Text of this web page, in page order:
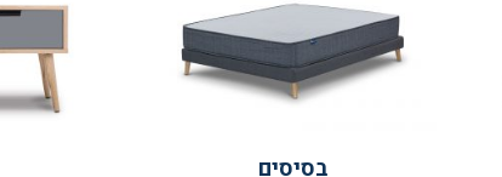
בסיסים